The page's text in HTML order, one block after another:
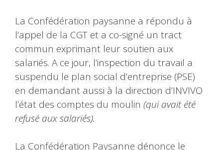
La Confédération paysanne a répondu à
l’appel de la CGT et a co-signé un tract
commun exprimant leur soutien aux
salariés. A ce jour, l’inspection du travail a
suspendu le plan social d’entreprise (PSE)
en demandant aussi à la direction d’INVIVO
l’état des comptes du moulin (qui avait été
refusé aux salariés).
La Confédération Paysanne dénonce le